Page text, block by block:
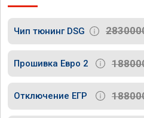
Чип тюнинг DSG
Прошивка Евро 2
Отключение ЕГР